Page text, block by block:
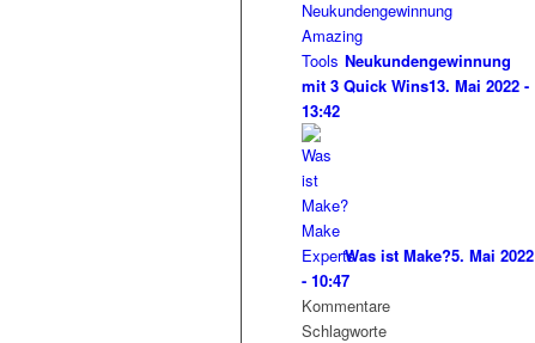
Neukundengewinnung
mit 3 Quick Wins13. Mai 2022 -
13:42
Was ist Make?5. Mai 2022
- 10:47
Kommentare
Schlagworte